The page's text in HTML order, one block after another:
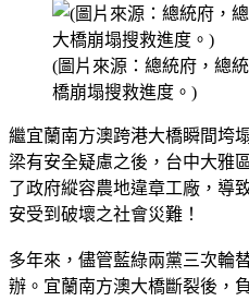
(圖片來源：總統府，總
橋崩塌搜救進度。)
繼宜蘭南方澳跨港大橋瞬間垮
梁有安全疑慮之後，台中大雅
了政府縱容農地違章工廠，導
安受到破壞之社會災難！
多年來，儘管藍綠兩黨三次輪
辦。宜蘭南方澳大橋斷裂後，